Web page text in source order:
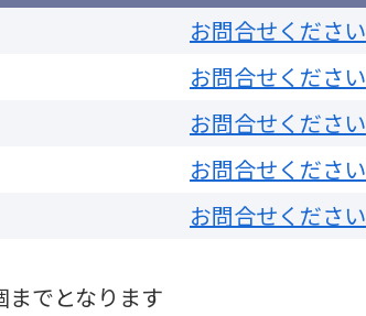
お問合せください
お問合せください
お問合せください
お問合せください
お問合せください
でとなります